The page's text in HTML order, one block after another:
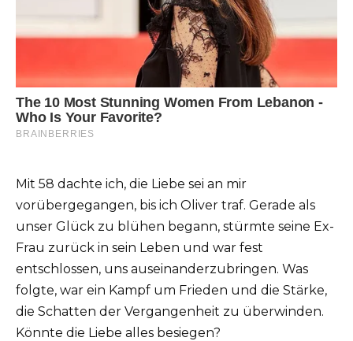
Mit 58 dachte ich, die Liebe sei an mir
vorübergegangen, bis ich Oliver traf. Gerade als
unser Glück zu blühen begann, stürmte seine Ex-
Frau zurück in sein Leben und war fest
entschlossen, uns auseinanderzubringen. Was
folgte, war ein Kampf um Frieden und die Stärke,
die Schatten der Vergangenheit zu überwinden.
Könnte die Liebe alles besiegen?